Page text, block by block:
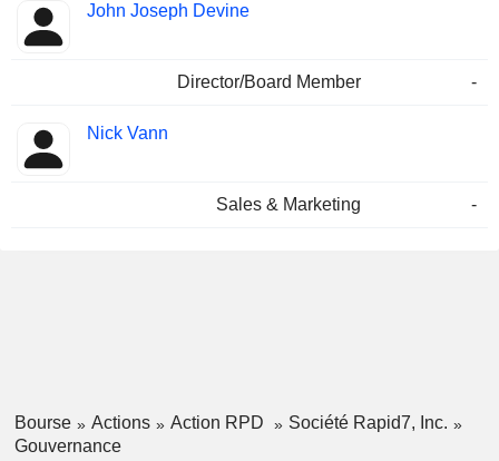
John Joseph Devine
Director/Board Member -
Nick Vann
Sales & Marketing -
Bourse Actions Action RPD
Société Rapid7, Inc.
Gouvernance